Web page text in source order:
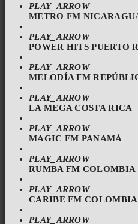
PLAY_ARROW
METRO FM
PLAY_ARROW
POWER HITS PUERTO
PLAY_ARROW
MELODÍA FM
PLAY_ARROW
LA MEGA COSTA RICA
PLAY_ARROW
MAGIC FM PANAMÁ
PLAY_ARROW
RUMBA FM COLOMBIA
PLAY_ARROW
CARIBE FM COLOMBIA
PLAY_ARROW